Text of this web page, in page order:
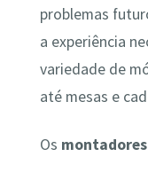
problemas
a experiência
variedade de
até mesas e
Os montadores